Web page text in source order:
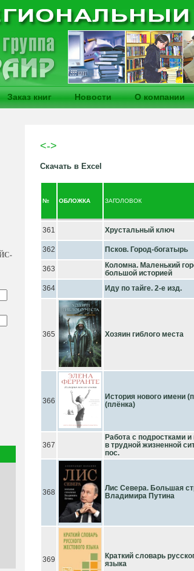
Заказ книг Новости О компании
<->
Скачать в Excel
№ ОБЛОЖКА ЗАГОЛОВОК
361 Хрустальный ключ
362 Псков. Город-богатырь
363
Коломна. Маленький
большой историей
364 Иду по тайге. 2-е изд.
365 Хозяин гиблого места
366
История нового имени
(плёнка)
367
Работа с подростками
в трудной жизненной
пос.
368
Лис Севера. Большая
Владимира Путина
369
Краткий словарь
языка